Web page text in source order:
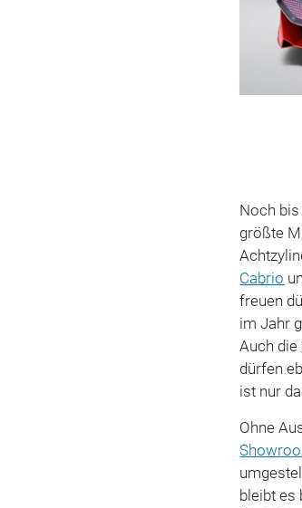
Noch
größte
Cabrio
freuen
im Jahr
Auch
dürfen
ist nur
Ohne
bleibt es